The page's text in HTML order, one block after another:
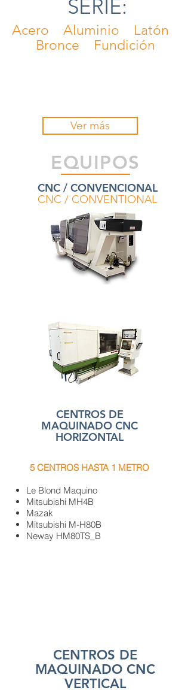
SERIE:
Acero Aluminio Latón
Bronce Fundición
Ver más
EQUIPOS
CNC / CONVENCIONAL
CNC / CONVENTIONAL
CENTROS DE
MAQUINADO CNC
HORIZONTAL
5 CENTROS HASTA 1 METRO
Le Blond Maquino
Mitsubishi MH4B
Mazak
Mitsubishi M-H80B
Neway HM80TS_B
CENTROS DE
MAQUINADO CNC
VERTICAL